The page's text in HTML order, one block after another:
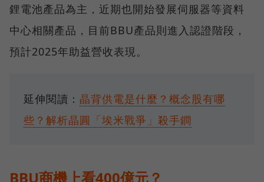
鋰電池產品為主，近期也開始發展伺服器等資料
中心相關產品，目前BBU產品則進入認證階段，
預計2025年助益營收表現。
延伸閱讀： 晶背供電是什麼？概念股有哪
些？解析晶圓「埃米戰爭」殺手鐧
BBU商機上看400億元？